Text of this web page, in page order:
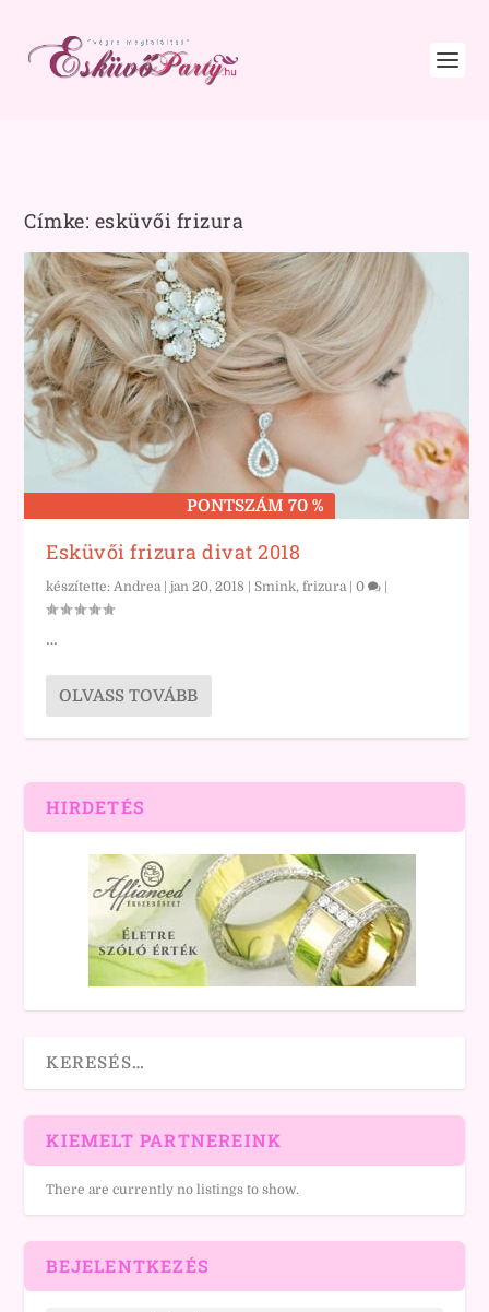
Címke: esküvői frizura
PONTSZÁM 70 %
Esküvői frizura divat 2018
készítette:Andrea |jan 20, 2018 |Smink, frizura |0
…
OLVASS TOVÁBB
HIRDETÉS
KIEMELT PARTNEREINK
There are currently no listings to show.
BEJELENTKEZÉS